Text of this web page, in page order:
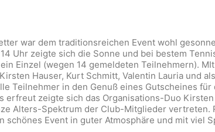
war dem traditionsreichen Event wohl
Uhr zeigte sich die Sonne und bei bestem
Einzel (wegen 14 gemeldeten Teilnehmern).
Hauser, Kurt Schmitt, Valentin Lauria und
Teilnehmer in den Genuß eines Gutscheines für
zeigte sich das Organisations-Duo
Alters-Spektrum der Club-Mitglieder vertreten.
Event in guter Atmosphäre und mit viel